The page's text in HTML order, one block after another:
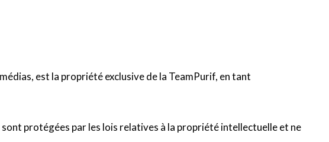
est la propriété exclusive de la TeamPurif, en tant
protégées par les lois relatives à la propriété intellectuelle et ne